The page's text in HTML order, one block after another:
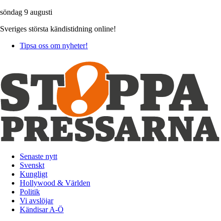
söndag 9 augusti
Sveriges största kändistidning online!
Tipsa oss om nyheter!
Senaste nytt
Svenskt
Kungligt
Hollywood & Världen
Politik
Vi avslöjar
Kändisar A-Ö